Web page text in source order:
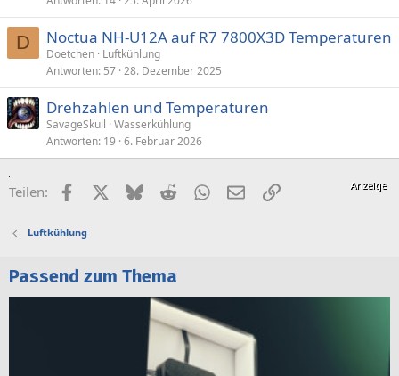
D Noctua NH-U12A auf R7 7800X3D Temperaturen
Doetchen Luftkühlung
Antworten 57 28. Dezember 2025
Drehzahlen und Temperaturen
SavageSkull Wasserkühlung
Antworten 19 6. Februar 2026
Teilen: FacebookX (Twitter)
BlueskyRedditWhatsApp
E-MailLink
Luftkühlung
Passend zum Thema